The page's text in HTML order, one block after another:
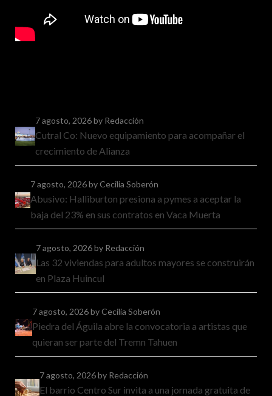
7 agosto, 2026by Redacción
Cutral Co: Nuevo equipamiento para acompañar el
crecimiento de Alianza
7 agosto, 2026by Cecilia Soberón
Abusivo: Halliburton presiona a pymes a aceptar la
baja del 23% en sus contratos en Vaca Muerta
7 agosto, 2026by Redacción
Las 32 viviendas para adultos mayores se construirán
en Plaza Huincul
7 agosto, 2026by Cecilia Soberón
Piedra del Águila abre la convocatoria a artistas que
quieran ser parte del Tremn Tahuen
7 agosto, 2026by Redacción
El barrio Centro Sur invita a una jornada gratuita de